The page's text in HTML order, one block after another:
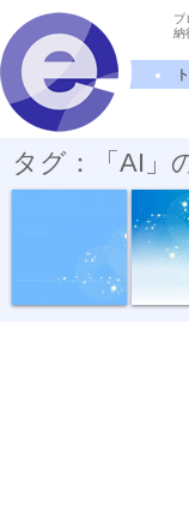
プ
納
タグ：「AI」
ネットワーク AIイメー